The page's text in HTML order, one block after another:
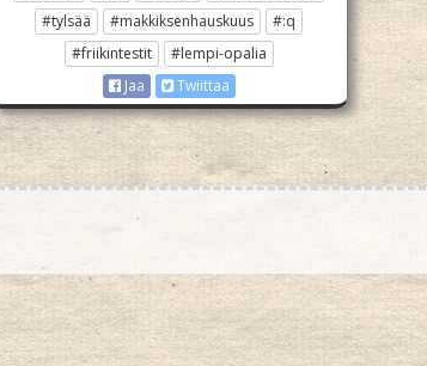
#tylsää
#makkiksenhauskuus
#:q
#friikintestit
#lempi-opalia
Jaa
Twiittaa